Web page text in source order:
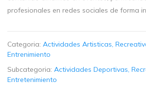
profesionales en redes sociales de forma
Categoria: Actividades Artisticas,
Entrenimiento
Subcategoria: Actividades Deportivas,
Entretenimiento